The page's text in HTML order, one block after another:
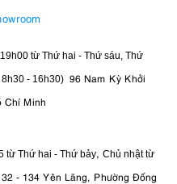
từ Thứ hai - Thứ sáu, Thứ
8h30 - 16h30) 96 Nam Kỳ Khởi
Chí Minh
từ Thứ hai - Thứ bảy, Chủ nhật từ
- 134 Yên Lãng, Phường Đống